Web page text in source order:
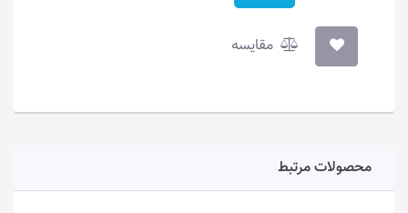
مقایسه
محصولات مرتبط